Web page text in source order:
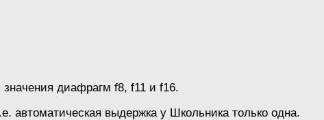
диафрагм f8, f11 и f16.
выдержка у Школьника только одна.